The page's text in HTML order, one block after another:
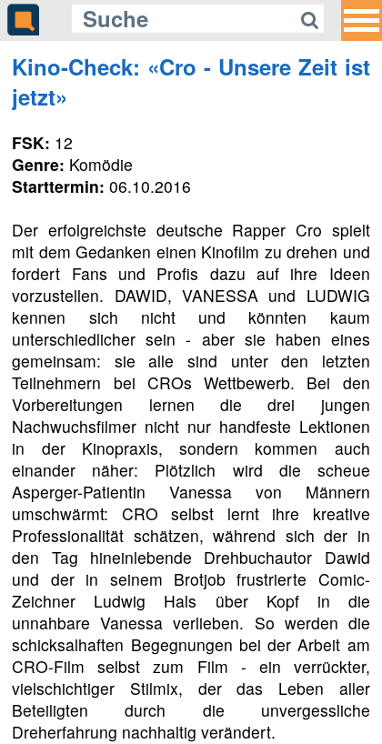
Kino-Check: «Cro - Unsere Zeit ist
jetzt»
FSK: 12
Genre: Komödie
Starttermin: 06.10.2016
Der erfolgreichste deutsche Rapper Cro spielt
mit dem Gedanken einen Kinofilm zu drehen und
fordert Fans und Profis dazu auf ihre Ideen
vorzustellen. DAWID, VANESSA und LUDWIG
kennen sich nicht und könnten kaum
unterschiedlicher sein - aber sie haben eines
gemeinsam: sie alle sind unter den letzten
Teilnehmern bei CROs Wettbewerb. Bei den
Vorbereitungen lernen die drei jungen
Nachwuchsfilmer nicht nur handfeste Lektionen
in der Kinopraxis, sondern kommen auch
einander näher: Plötzlich wird die scheue
Asperger-Patientin Vanessa von Männern
umschwärmt: CRO selbst lernt ihre kreative
Professionalität schätzen, während sich der in
den Tag hineinlebende Drehbuchautor Dawid
und der in seinem Brotjob frustrierte Comic-
Zeichner Ludwig Hals über Kopf in die
unnahbare Vanessa verlieben. So werden die
schicksalhaften Begegnungen bei der Arbeit am
CRO-Film selbst zum Film - ein verrückter,
vielschichtiger Stilmix, der das Leben aller
Beteiligten durch die unvergessliche
Dreherfahrung nachhaltig verändert.